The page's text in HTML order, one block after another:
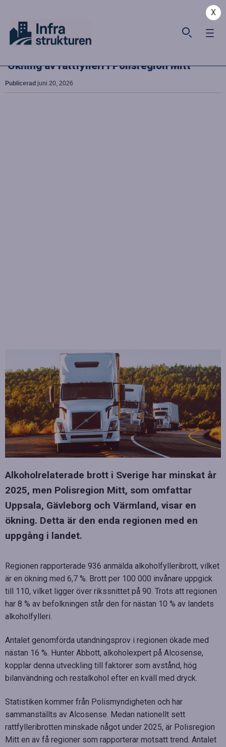
X
Ökning av rattfylleri i Polisregion Mitt
Publicerad juni 20, 2026
Alkoholrelaterade brott i Sverige har minskat år
2025, men Polisregion Mitt, som omfattar
Uppsala, Gävleborg och Värmland, visar en
ökning. Detta är den enda regionen med en
uppgång i landet.
Regionen rapporterade 936 anmälda alkoholfylleribrott, vilket
är en ökning med 6,7 %. Brott per 100 000 invånare uppgick
till 110, vilket ligger över rikssnittet på 90. Trots att regionen
har 8 % av befolkningen står den för nästan 10 % av landets
alkoholfylleri.
Antalet genomförda utandningsprov i regionen ökade med
nästan 16 %. Hunter Abbott, alkoholexpert på Alcosense,
kopplar denna utveckling till faktorer som avstånd, hög
bilanvändning och restalkohol efter en kväll med dryck.
Statistiken kommer från Polismyndigheten och har
sammanställts av Alcosense. Medan nationellt sett
rattfylleribrotten minskade något under 2025, är Polisregion
Mitt en av få regioner som rapporterar motsatt trend. Antalet